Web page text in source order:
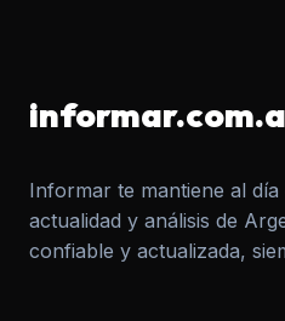
Informar te mantiene al
actualidad y análisis de
confiable y actualizada,